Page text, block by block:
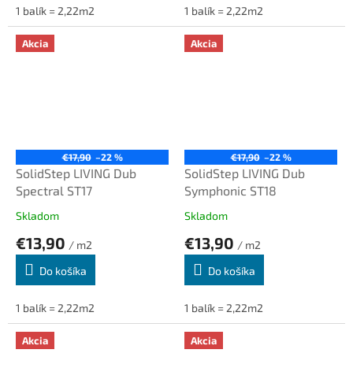
1 balík = 2,22m2 1 balík = 2,22m2
Akcia
€17,90 –22 %
SolidStep LIVING Dub
Spectral ST17
Skladom
€13,90 / m2
Do košíka
1 balík = 2,22m2
Akcia
€17,90 –22 %
SolidStep LIVING Dub
Symphonic ST18
Skladom
€13,90 / m2
Do košíka
1 balík = 2,22m2
Akcia Akcia